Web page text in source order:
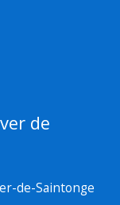
de
de-Saintonge